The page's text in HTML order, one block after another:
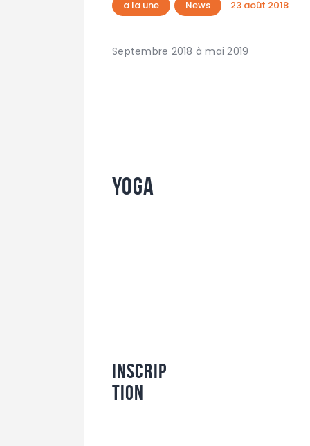
a la une News 23 août 2018
Septembre 2018 à mai 2019
YOGA
Inscrip
tion